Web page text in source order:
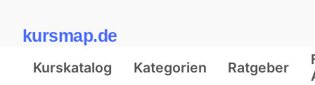
kursmap.de
Kurskatalog Kategorien Ratgeber